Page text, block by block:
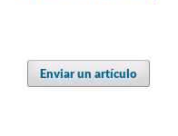
Enviar un artículo